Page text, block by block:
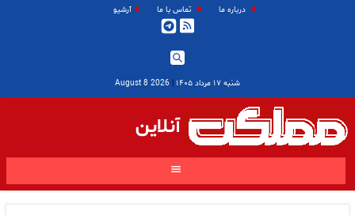
درباره ما تماس با ما آرشیو
شنبه ۱۷ مرداد ۱۴۰۵ |
2026 August 8
آنلاین